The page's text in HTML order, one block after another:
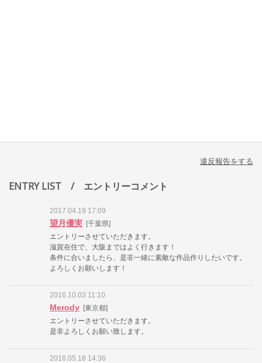
違反報告をする
ENTRY LIST / エントリーコメント
2017.04.19 17:09
望月優実 [千葉県]
エントリーさせていただきます。
滋賀在住で、大阪まではよく行きます！
条件に合いましたら、是非一緒に素敵な作品作りしたいです。
よろしくお願いします！
2016.10.03 11:10
Merody [東京都]
エントリーさせていただきます。
是非よろしくお願い致します。
2016.05.18 14:36